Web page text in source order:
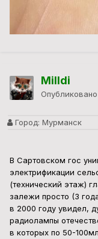
Milldi
Опубликовано
Город: Мурманск
В Сартовском гос
электрификации
(технический этаж)
залежи просто (3
в 2000 году увидел,
радиолампы
в которых по 50-